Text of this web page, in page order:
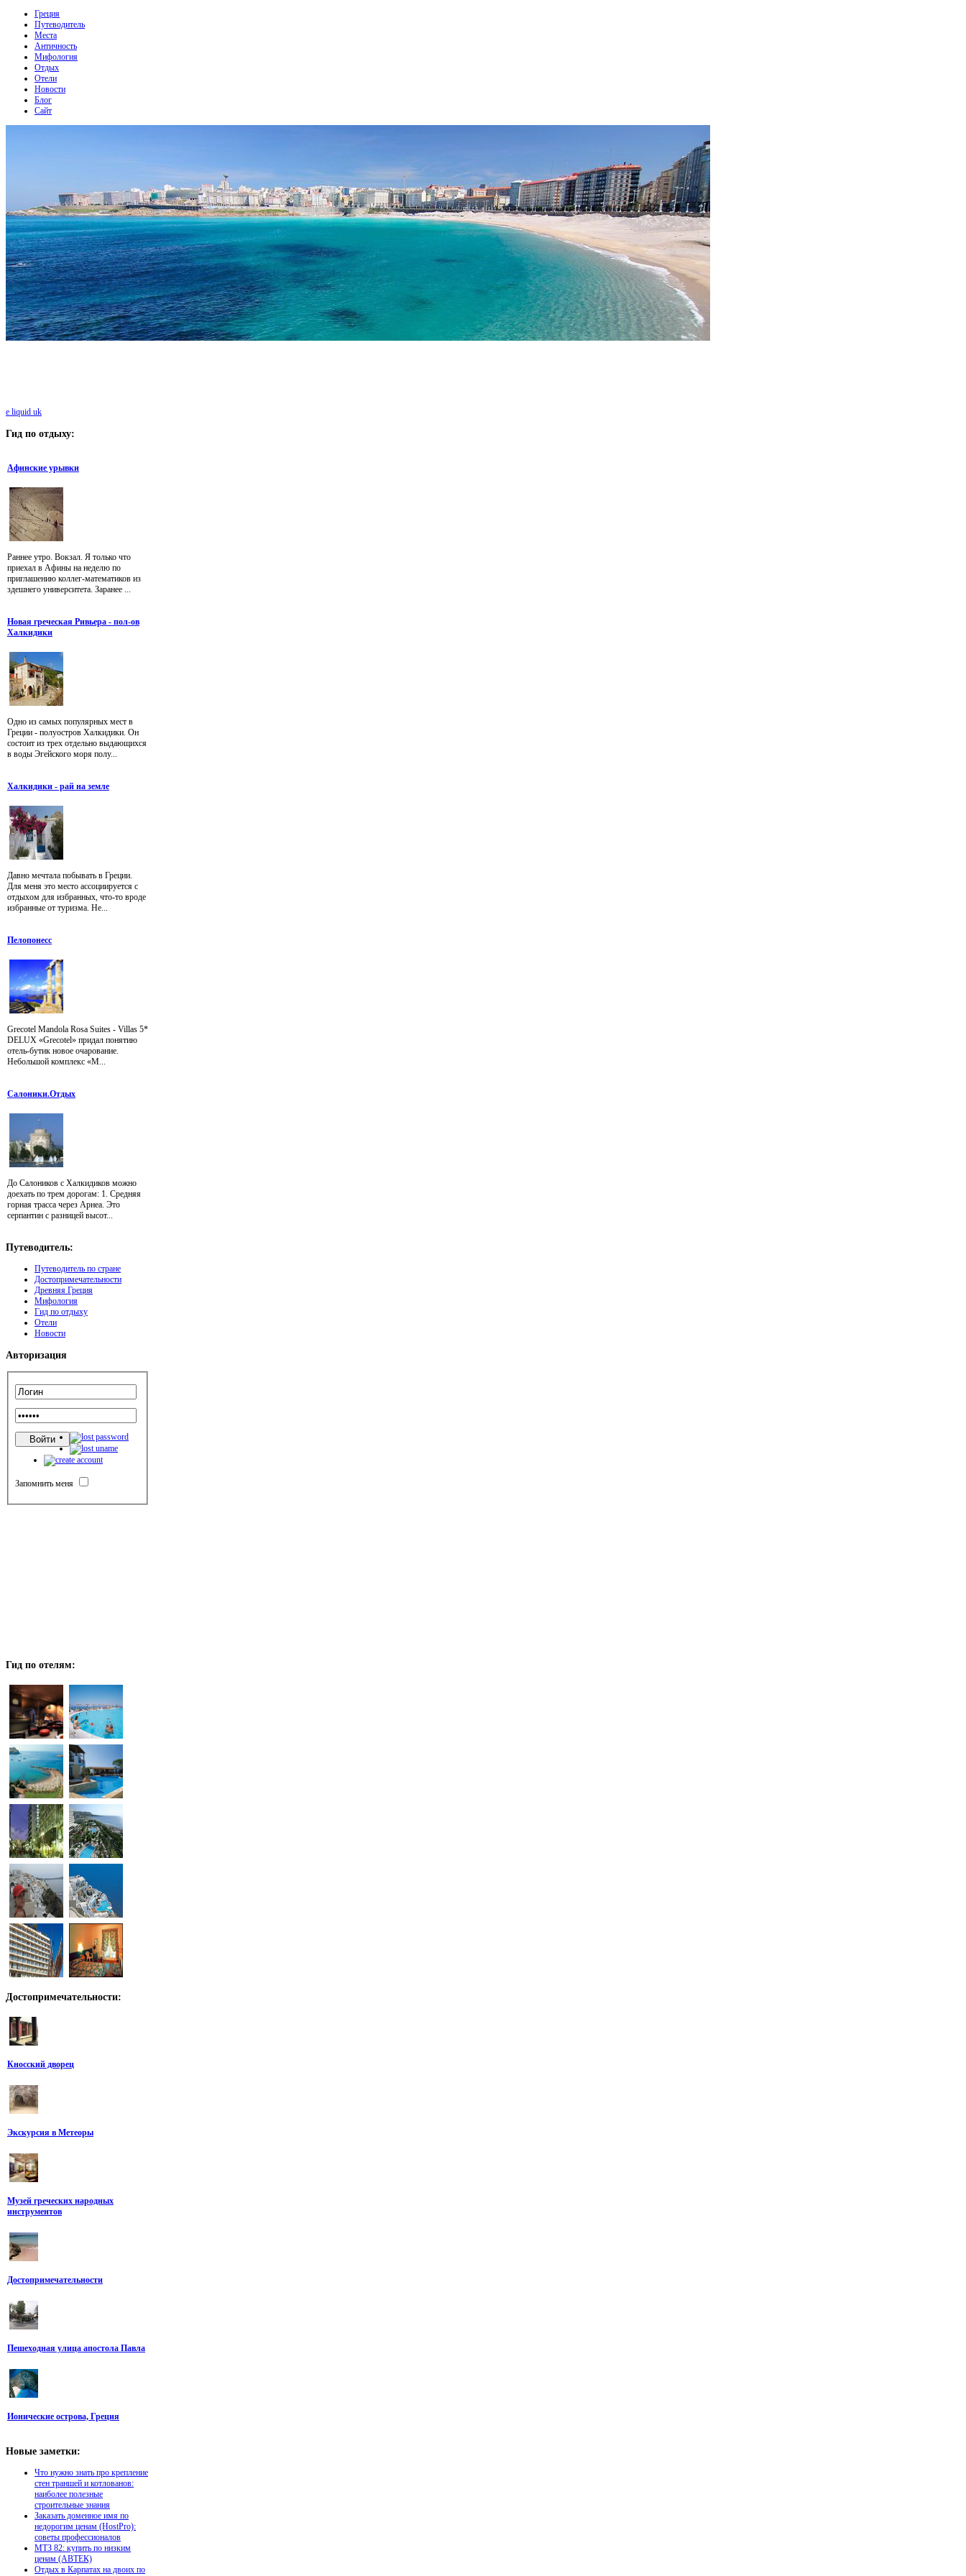
Греция
Путеводитель
Места
Античность
Мифология
Отдых
Отели
Новости
Блог
Сайт
e liquid uk
Гид по отдыху:
Афинские урывки
Раннее утро. Вокзал. Я только что
приехал в Афины на неделю по
приглашению коллег-математиков из
здешнего университета. Заранее ...
Новая греческая Ривьера - пол-ов
Халкидики
Одно из самых популярных мест в
Греции - полуостров Халкидики. Он
состоит из трех отдельно выдающихся
в воды Эгейского моря полу...
Халкидики - рай на земле
Давно мечтала побывать в Греции.
Для меня это место ассоциируется с
отдыхом для избранных, что-то вроде
избранные от туризма. Не...
Пелопонесс
Grecotel Mandola Rosa Suites - Villas 5*
DELUX «Grecotel» придал понятию
отель-бутик новое очарование.
Небольшой комплекс «M...
Салоники.Отдых
До Салоников с Халкидиков можно
доехать по трем дорогам: 1. Средняя
горная трасса через Арнеа. Это
серпантин с разницей высот...
Путеводитель:
Путеводитель по стране
Достопримечательности
Древняя Греция
Мифология
Гид по отдыху
Отели
Новости
Авторизация
Запомнить меня
Гид по отелям:
Достопримечательности:
Кносский дворец
Экскурсия в Метеоры
Музей греческих народных
инструментов
Достопримечательности
Пешеходная улица апостола Павла
Ионические острова, Греция
Новые заметки:
Что нужно знать про крепление
стен траншей и котлованов:
наиболее полезные
строительные знания
Заказать доменное имя по
недорогим ценам (HostPro):
советы профессионалов
МТЗ 82: купить по низким
ценам (АВТЕК)
Отдых в Карпатах на двоих по